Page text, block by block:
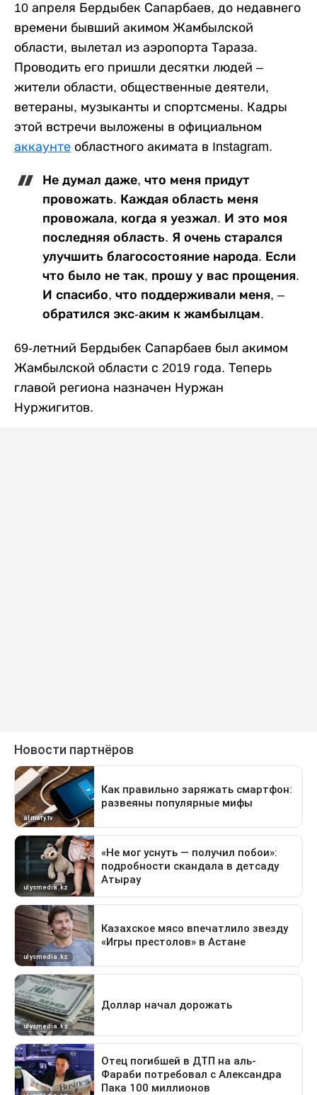
10 апреля Бердыбек Сапарбаев, до недавнего
времени бывший акимом Жамбылской
области, вылетал из аэропорта Тараза.
Проводить его пришли десятки людей –
жители области, общественные деятели,
ветераны, музыканты и спортсмены. Кадры
этой встречи выложены в официальном
аккаунте областного акимата в Instagram.
Не думал даже, что меня придут
провожать. Каждая область меня
провожала, когда я уезжал. И это моя
последняя область. Я очень старался
улучшить благосостояние народа. Если
что было не так, прошу у вас прощения.
И спасибо, что поддерживали меня, –
обратился экс-аким к жамбылцам.
69-летний Бердыбек Сапарбаев был акимом
Жамбылской области с 2019 года. Теперь
главой региона назначен Нуржан
Нуржигитов.